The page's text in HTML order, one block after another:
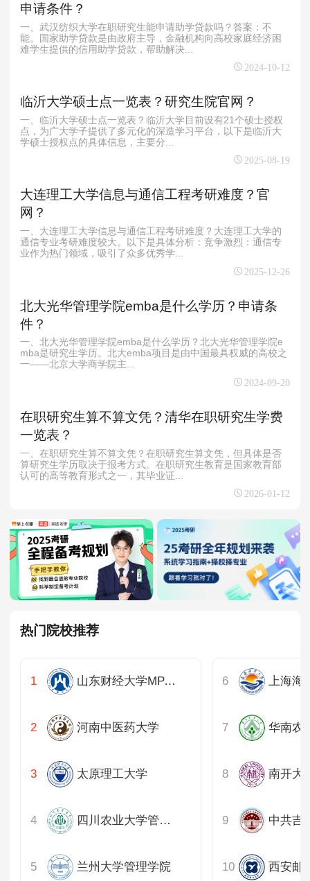
申请条件？
一、武汉纺织大学在职研究生能申请助学贷款吗？答案：不
能。国家助学贷款是由政府主导，金融机构向高校家庭经济困
难学生提供的信用助学贷款，帮助解决...
2024-10-12
临沂大学硕士点一览表？研究生院官网？
一、临沂大学硕士点一览表？临沂大学目前设有21个硕士授权
点，为广大学子提供了多元化的深造学习平台，以下是临沂大
学硕士授权点的具体信息，主要分...
2025-08-19
大连理工大学信息与通信工程考研难度？官
网？
一、大连理工大学信息与通信工程考研难度？大连理工大学的
通信专业考研难度较大。以下是具体分析：竞争激烈：通信专
业作为热门领域，吸引了众多优秀学...
2025-12-26
北大光华管理学院emba是什么学历？申请条
件？
一、北大光华管理学院emba是什么学历？北大光华管理学院e
mba是研究生学历。北大emba项目是由中国最具权威的高校之
一——北京大学商学院主...
2024-09-20
在职研究生算不算文凭？清华在职研究生学费
一览表？
一、在职研究生算不算文凭？在职研究生算文凭，但具体是否
算研究生学历取决于报考方式。在职研究生教育是国家教育部
认可的高等教育形式之一，其毕业证...
2026-01-12
热门院校推荐
山东财经大学MPA学院
河南中医药大学
太原理工大学
四川农业大学管理学院
兰州大学管理学院
中共吉
西安邮